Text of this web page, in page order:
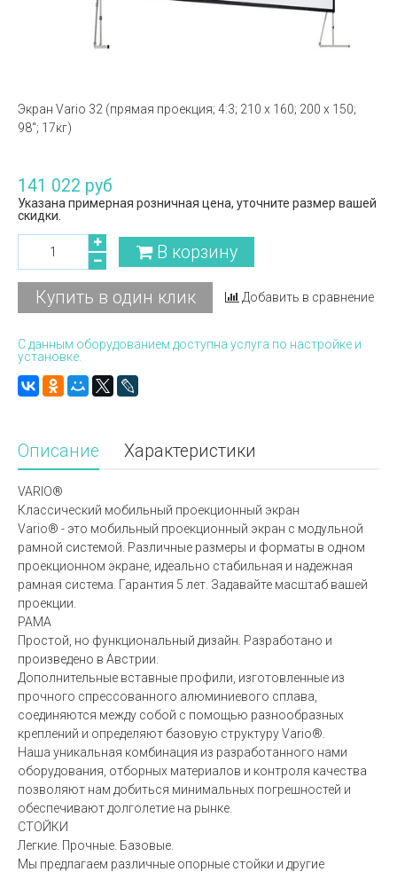
Экран Vario 32 (прямая проекция; 4:3; 210 x 160; 200 x 150;
98“; 17кг)
141 022 руб
Указана примерная розничная цена, уточните размер вашей
скидки.
В корзину
Купить в один клик Добавить в сравнение
С данным оборудованием доступна услуга по настройке и
установке.
Описание Характеристики
VARIO®
Классический мобильный проекционный экран
Vario® - это мобильный проекционный экран с модульной
рамной системой. Различные размеры и форматы в одном
проекционном экране, идеально стабильная и надежная
рамная система. Гарантия 5 лет. Задавайте масштаб вашей
проекции.
РАМА
Простой, но функциональный дизайн. Разработано и
произведено в Австрии.
Дополнительные вставные профили, изготовленные из
прочного спрессованного алюминиевого сплава,
соединяются между собой с помощью разнообразных
креплений и определяют базовую структуру Vario®.
Наша уникальная комбинация из разработанного нами
оборудования, отборных материалов и контроля качества
позволяют нам добиться минимальных погрешностей и
обеспечивают долголетие на рынке.
СТОЙКИ
Легкие. Прочные. Базовые.
Мы предлагаем различные опорные стойки и другие